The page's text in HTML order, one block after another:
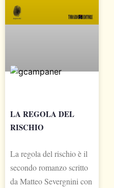
LA REGOLA DEL
RISCHIO
La regola del rischio è il
secondo romanzo scritto
da Matteo Severgnini con